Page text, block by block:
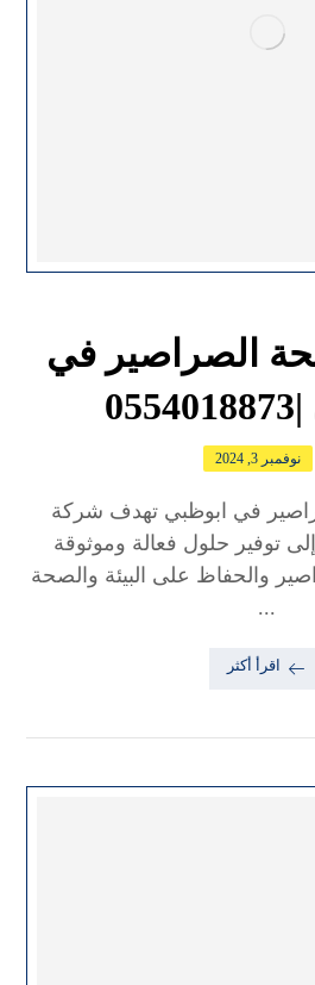
الصراصير في
نوفمبر 3, 2024
في ابوظبي تهدف شركة
توفير حلول فعالة وموثوقة
والحفاظ على البيئة والصحة
...
اقرأ أكثر